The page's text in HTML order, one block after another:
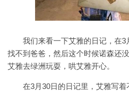
我们来看一下艾雅的日记，在
找不到爸爸，然后这个时候诺森还
艾雅去绿洲玩耍，哄艾雅开心。
在3月30日的日记里，艾雅写